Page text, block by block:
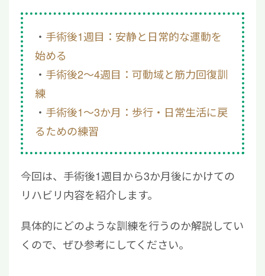
手術後1週目：安静と日常的な運動を
始める
手術後2～4週目：可動域と筋力回復訓
練
手術後1～3か月：歩行・日常生活に戻
るための練習
今回は、手術後1週目から3か月後にかけての
リハビリ内容を紹介します。
具体的にどのような訓練を行うのか解説してい
くので、ぜひ参考にしてください。